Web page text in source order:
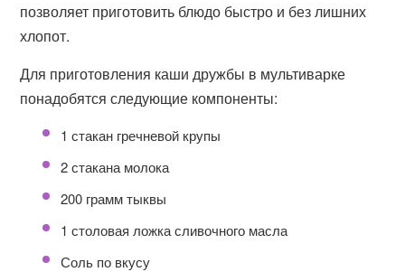
позволяет приготовить блюдо быстро и без лишних
хлопот.
Для приготовления каши дружбы в мультиварке
понадобятся следующие компоненты:
1 стакан гречневой крупы
2 стакана молока
200 грамм тыквы
1 столовая ложка сливочного масла
Соль по вкусу